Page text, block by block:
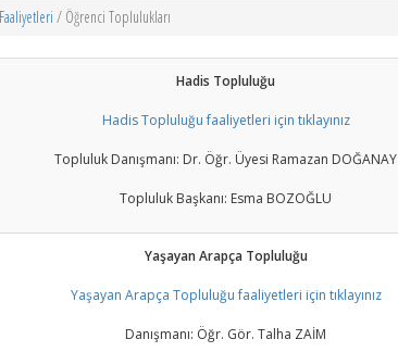
/ Öğrenci Toplulukları
Hadis Topluluğu
Hadis Topluluğu faaliyetleri için tıklayınız
Topluluk Danışmanı: Dr. Öğr. Üyesi Ramazan DOĞANAY
Topluluk Başkanı: Esma BOZOĞLU
Yaşayan Arapça Topluluğu
Yaşayan Arapça Topluluğu faaliyetleri için tıklayınız
Danışmanı: Öğr. Gör. Talha ZAİM